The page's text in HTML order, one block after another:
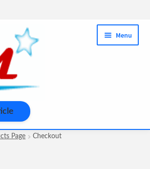
Menu
Page
Checkout